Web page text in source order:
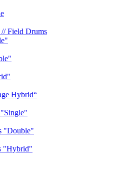
// Field Drums
Hybrid“
"Double"
"Hybrid"